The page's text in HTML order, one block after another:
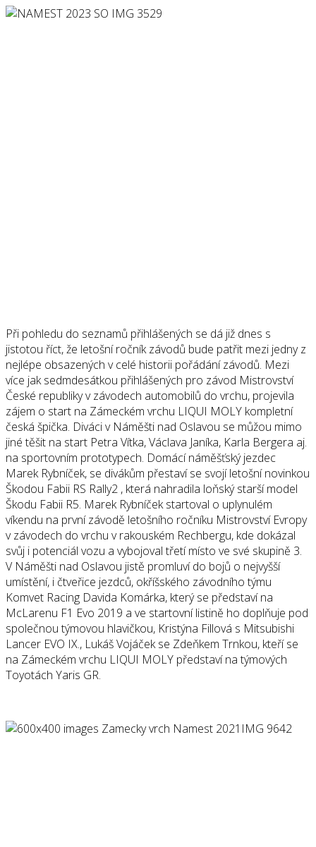
Při pohledu do seznamů přihlášených se dá již dnes s
jistotou říct, že letošní ročník závodů bude patřit mezi jedny z
nejlépe obsazených v celé historii pořádání závodů. Mezi
více jak sedmdesátkou přihlášených pro závod Mistrovství
České republiky v závodech automobilů do vrchu, projevila
zájem o start na Zámeckém vrchu LIQUI MOLY kompletní
česká špička. Diváci v Náměšti nad Oslavou se můžou mimo
jiné těšit na start Petra Vítka, Václava Janíka, Karla Bergera aj.
na sportovním prototypech. Domácí náměšťský jezdec
Marek Rybníček, se divákům přestaví se svojí letošní novinkou
Škodou Fabii RS Rally2 , která nahradila loňský starší model
Škodu Fabii R5. Marek Rybníček startoval o uplynulém
víkendu na první závodě letošního ročníku Mistrovství Evropy
v závodech do vrchu v rakouském Rechbergu, kde dokázal
svůj i potenciál vozu a vybojoval třetí místo ve své skupině 3.
V Náměšti nad Oslavou jistě promluví do bojů o nejvyšší
umístění, i čtveřice jezdců, okříšského závodního týmu
Komvet Racing Davida Komárka, který se představí na
McLarenu F1 Evo 2019 a ve startovní listině ho doplňuje pod
společnou týmovou hlavičkou, Kristýna Fillová s Mitsubishi
Lancer EVO IX., Lukáš Vojáček se Zdeňkem Trnkou, kteří se
na Zámeckém vrchu LIQUI MOLY představí na týmových
Toyotách Yaris GR.